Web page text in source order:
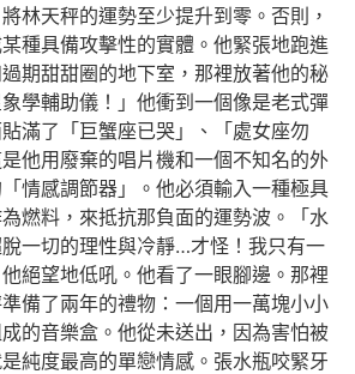
林天秤的運勢至少提升到零。否則，
種具備攻擊性的實體。他緊張地跑進
期甜甜圈的地下室，那裡放著他的秘
學輔助儀！」他衝到一個像是老式彈
滿了「巨蟹座已哭」、「處女座勿
他用廢棄的唱片機和一個不知名的外
情感調節器」。他必須輸入一種極具
燃料，來抵抗那負面的運勢波。「水
一切的理性與冷靜…才怪！我只有一
絕望地低吼。他看了一眼腳邊。那裡
備了兩年的禮物：一個用一萬塊小小
的音樂盒。他從未送出，因為害怕被
純度最高的單戀情感。張水瓶咬緊牙